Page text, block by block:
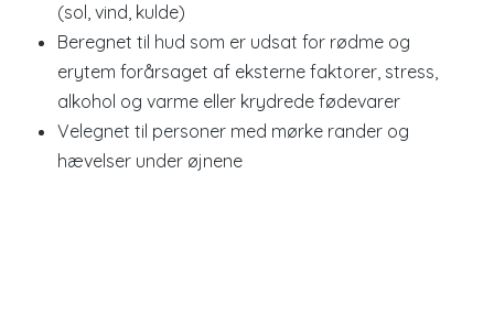
(sol, vind, kulde)
Beregnet til hud som er udsat for rødme og
erytem forårsaget af eksterne faktorer, stress,
alkohol og varme eller krydrede fødevarer
Velegnet til personer med mørke rander og
hævelser under øjnene